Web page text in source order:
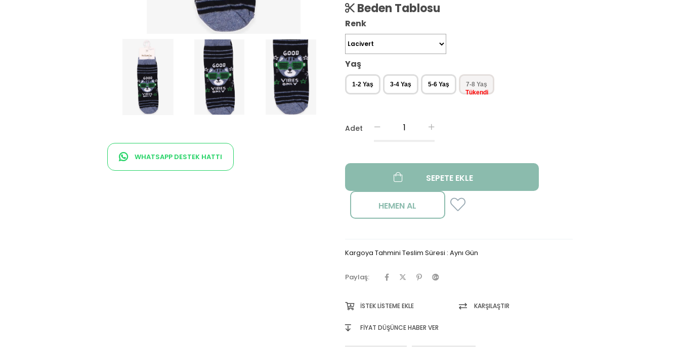
WHATSAPP DESTEK HATTI
Beden Tablosu
Renk
Yaş
1-2 Yaş 3-4 Yaş 5-6 Yaş 7-8 Yaş
Adet
Kargoya Tahmini Teslim Süresi : Aynı Gün
Paylaş:
İSTEK LISTEME EKLE KARŞILAŞTIR
FIYAT DÜŞÜNCE HABER VER